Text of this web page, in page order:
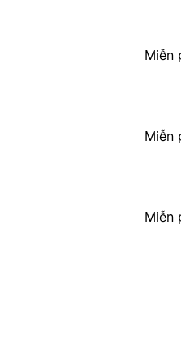
Miễn
Miễn
Miễn